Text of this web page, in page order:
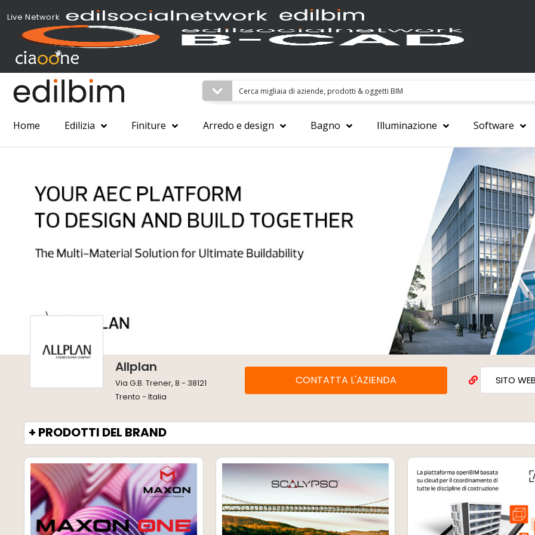
Live Network
Home Edilizia Finiture Arredo e design Bagno Illuminazione Software
Allplan
Via G.B. Trener, 8 - 38121
Trento - Italia
CONTATTA L'AZIENDA SITO
+ PRODOTTI DEL BRAND